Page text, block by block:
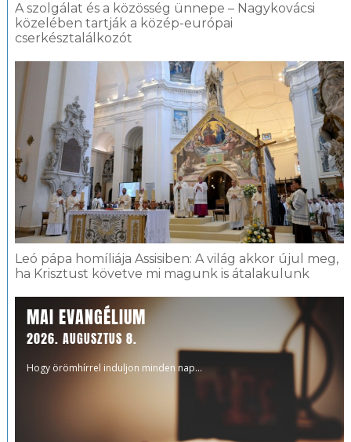
A szolgálat és a közösség ünnepe – Nagykovácsi
közelében tartják a közép-európai
cserkésztalálkozót
Leó pápa homíliája Assisiben: A világ akkor újul meg,
ha Krisztust követve mi magunk is átalakulunk
MAI EVANGÉLIUM
2026. AUGUSZTUS 8.
Hogy örömhírrel induljon minden nap...